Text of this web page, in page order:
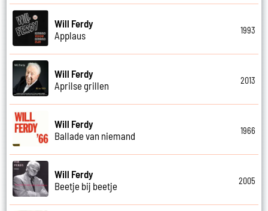
Will Ferdy
Applaus
1993
Will Ferdy
Aprilse grillen
2013
Will Ferdy
Ballade van niemand
1966
Will Ferdy
Beetje bij beetje
2005